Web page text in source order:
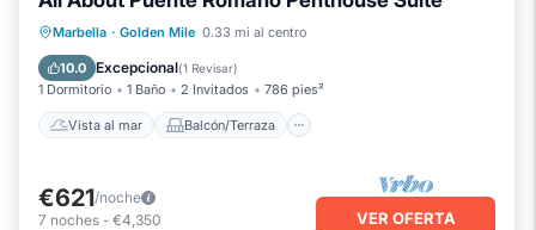
Marbella · Golden Mile 0.33 mi al centro
10.0 Excepcional(1 Revisar)
1 Dormitorio 1 Baño 2 Invitados 786 pies²
Vista al mar Balcón/Terraza
Vista al mar
Balcón/Terraza
Vistas
Cocina
€621/noche
7 noches - €4,350 VER OFERTA